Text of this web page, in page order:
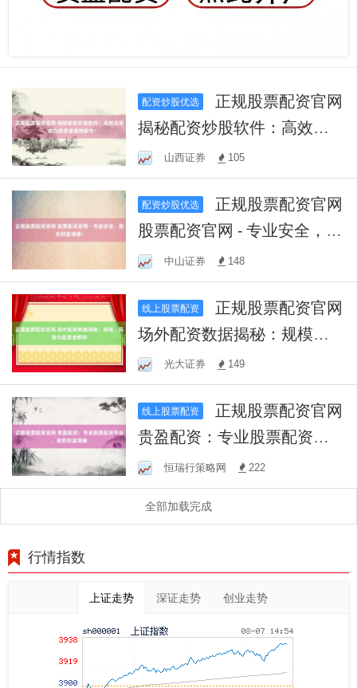
配资炒股优选
揭秘配资炒股软件：高效决
策，助力投资者驰骋股市！
山西证券 105
配资炒股优选
股票配资官网 - 专业安全，助
您财富增值！
中山证券 148
线上股票配资
场外配资数据揭秘：规模、
风险与监管全解析
光大证券 149
线上股票配资
贵盈配资：专业股票配资平
台，助您财富增值
恒瑞行策略网 222
全部加载完成
行情指数
上证走势 深证走势 创业走势